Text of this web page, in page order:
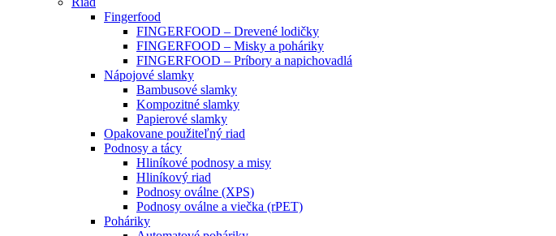
Fingerfood
FINGERFOOD – Drevené lodičky
FINGERFOOD – Misky a poháriky
FINGERFOOD – Príbory a napichovadlá
Nápojové slamky
Bambusové slamky
Kompozitné slamky
Papierové slamky
Opakovane použiteľný riad
Podnosy a tácy
Hliníkové podnosy a misy
Hliníkový riad
Podnosy oválne (XPS)
Podnosy oválne a viečka (rPET)
Poháriky